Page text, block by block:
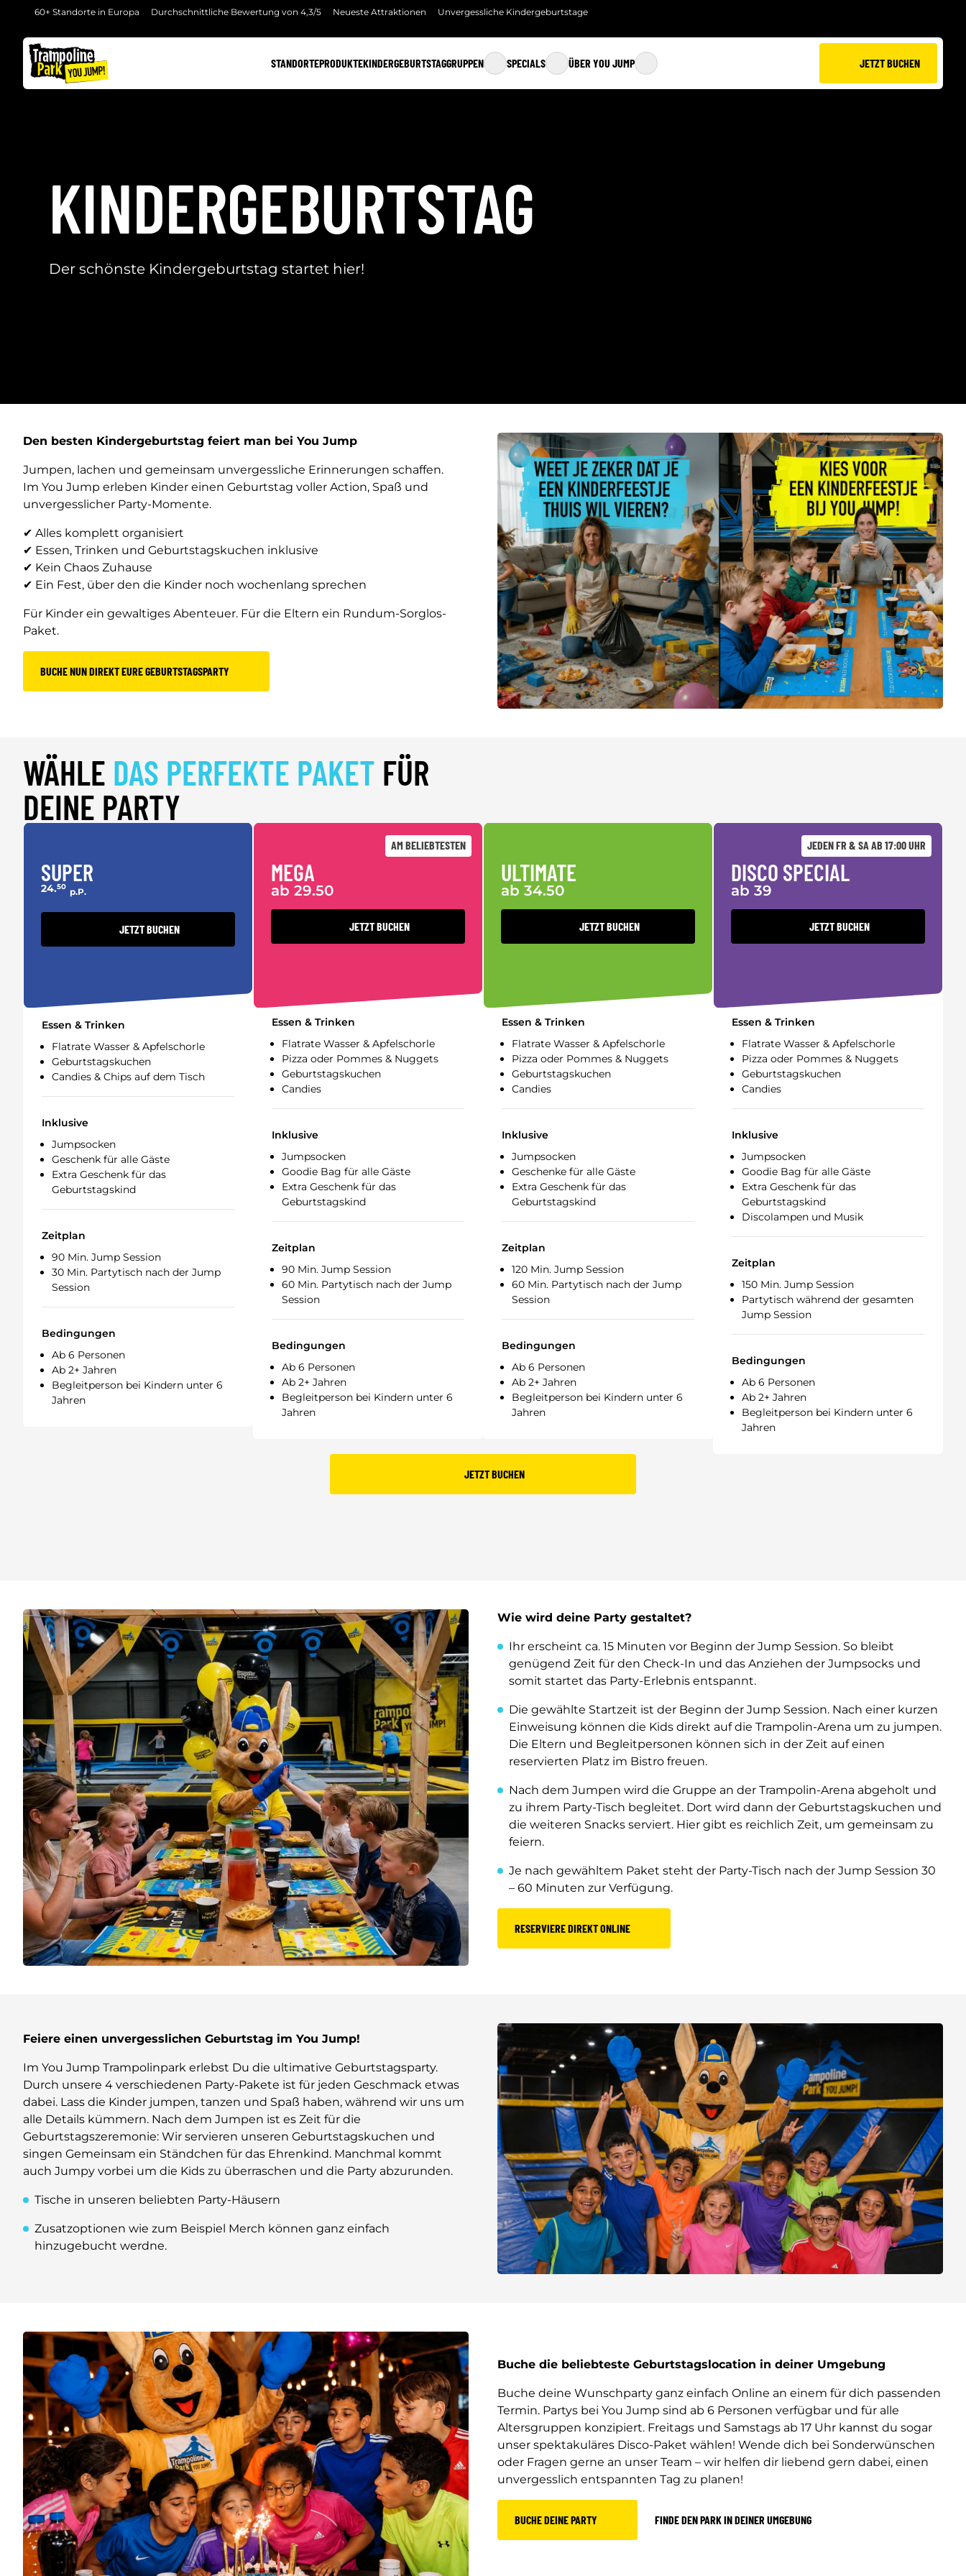
60+ Standorte in Europa Durchschnittliche Bewertung von 4,3/5 Neueste Attraktionen Unvergessliche Kindergeburtstage
STANDORTEPRODUKTEKINDERGEBURTSTAGGRUPPEN SPECIALS
YOU JUMP CARE
ÜBER YOU JUMP JETZT BUCHEN
KINDERGEBURTSTAG
Der schönste Kindergeburtstag startet hier!
Den besten Kindergeburtstag feiert man bei You Jump
Jumpen, lachen und gemeinsam unvergessliche Erinnerungen schaffen.
Im You Jump erleben Kinder einen Geburtstag voller Action, Spaß und
unvergesslicher Party-Momente.
✔ Alles komplett organisiert
✔ Essen, Trinken und Geburtstagskuchen inklusive
✔ Kein Chaos Zuhause
✔ Ein Fest, über den die Kinder noch wochenlang sprechen
Für Kinder ein gewaltiges Abenteuer. Für die Eltern ein Rundum-Sorglos-
Paket.
BUCHE NUN DIREKT EURE GEBURTSTAGSPARTY
WÄHLE DAS PERFEKTE PAKET FÜR
DEINE PARTY
SUPER
24.50 p.P.
JETZT BUCHEN
Essen & Trinken
Flatrate Wasser & Apfelschorle
Geburtstagskuchen
Candies & Chips auf dem Tisch
Inklusive
Jumpsocken
Geschenk für alle Gäste
Extra Geschenk für das
Geburtstagskind
Zeitplan
90 Min. Jump Session
30 Min. Partytisch nach der Jump
Session
Bedingungen
Ab 6 Personen
Ab 2+ Jahren
Begleitperson bei Kindern unter 6
Jahren
AM BELIEBTESTEN
MEGA
ab 29.50
JETZT BUCHEN
Essen & Trinken
Flatrate Wasser & Apfelschorle
Pizza oder Pommes & Nuggets
Geburtstagskuchen
Candies
Inklusive
Jumpsocken
Goodie Bag für alle Gäste
Extra Geschenk für das
Geburtstagskind
Zeitplan
90 Min. Jump Session
60 Min. Partytisch nach der Jump
Session
Bedingungen
Ab 6 Personen
Ab 2+ Jahren
Begleitperson bei Kindern unter 6
Jahren
ULTIMATE
ab 34.50
JETZT BUCHEN
Essen & Trinken
Flatrate Wasser & Apfelschorle
Pizza oder Pommes & Nuggets
Geburtstagskuchen
Candies
Inklusive
Jumpsocken
Geschenke für alle Gäste
Extra Geschenk für das
Geburtstagskind
Zeitplan
120 Min. Jump Session
60 Min. Partytisch nach der Jump
Session
Bedingungen
Ab 6 Personen
Ab 2+ Jahren
Begleitperson bei Kindern unter 6
Jahren
JEDEN FR & SA AB 17:00 UHR
DISCO SPECIAL
ab 39
JETZT BUCHEN
Essen & Trinken
Flatrate Wasser & Apfelschorle
Pizza oder Pommes & Nuggets
Geburtstagskuchen
Candies
Inklusive
Jumpsocken
Goodie Bag für alle Gäste
Extra Geschenk für das
Geburtstagskind
Discolampen und Musik
Zeitplan
150 Min. Jump Session
Partytisch während der gesamten
Jump Session
Bedingungen
Ab 6 Personen
Ab 2+ Jahren
Begleitperson bei Kindern unter 6
Jahren
JETZT BUCHEN
Wie wird deine Party gestaltet?
Ihr erscheint ca. 15 Minuten vor Beginn der Jump Session. So bleibt
genügend Zeit für den Check-In und das Anziehen der Jumpsocks und
somit startet das Party-Erlebnis entspannt.
Die gewählte Startzeit ist der Beginn der Jump Session. Nach einer kurzen
Einweisung können die Kids direkt auf die Trampolin-Arena um zu jumpen.
Die Eltern und Begleitpersonen können sich in der Zeit auf einen
reservierten Platz im Bistro freuen.
Nach dem Jumpen wird die Gruppe an der Trampolin-Arena abgeholt und
zu ihrem Party-Tisch begleitet. Dort wird dann der Geburtstagskuchen und
die weiteren Snacks serviert. Hier gibt es reichlich Zeit, um gemeinsam zu
feiern.
Je nach gewähltem Paket steht der Party-Tisch nach der Jump Session 30
– 60 Minuten zur Verfügung.
RESERVIERE DIREKT ONLINE
Feiere einen unvergesslichen Geburtstag im You Jump!
Im You Jump Trampolinpark erlebst Du die ultimative Geburtstagsparty.
Durch unsere 4 verschiedenen Party-Pakete ist für jeden Geschmack etwas
dabei. Lass die Kinder jumpen, tanzen und Spaß haben, während wir uns um
alle Details kümmern. Nach dem Jumpen ist es Zeit für die
Geburtstagszeremonie: Wir servieren unseren Geburtstagskuchen und
singen Gemeinsam ein Ständchen für das Ehrenkind. Manchmal kommt
auch Jumpy vorbei um die Kids zu überraschen und die Party abzurunden.
Tische in unseren beliebten Party-Häusern
Zusatzoptionen wie zum Beispiel Merch können ganz einfach
hinzugebucht werdne.
Buche die beliebteste Geburtstagslocation in deiner Umgebung
Buche deine Wunschparty ganz einfach Online an einem für dich passenden
Termin. Partys bei You Jump sind ab 6 Personen verfügbar und für alle
Altersgruppen konzipiert. Freitags und Samstags ab 17 Uhr kannst du sogar
unser spektakuläres Disco-Paket wählen! Wende dich bei Sonderwünschen
oder Fragen gerne an unser Team – wir helfen dir liebend gern dabei, einen
unvergesslich entspannten Tag zu planen!
BUCHE DEINE PARTY FINDE DEN PARK IN DEINER UMGEBUNG